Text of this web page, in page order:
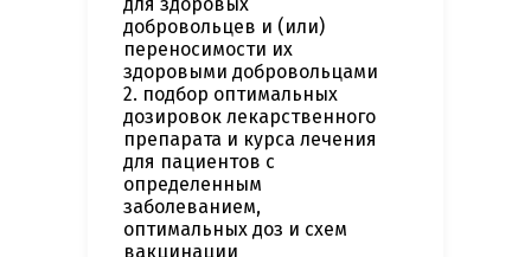
для здоровых
добровольцев и (или)
переносимости их
здоровыми добровольцами
2. подбор оптимальных
дозировок лекарственного
препарата и курса лечения
для пациентов с
определенным
заболеванием,
оптимальных доз и схем
вакцинации